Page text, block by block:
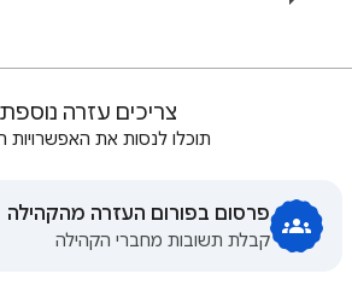
צריכים עזרה
תוכלו לנסות את האפשרויות
פרסום בפורום העזרה מהקהילה
קבלת תשובות מחברי הקהילה